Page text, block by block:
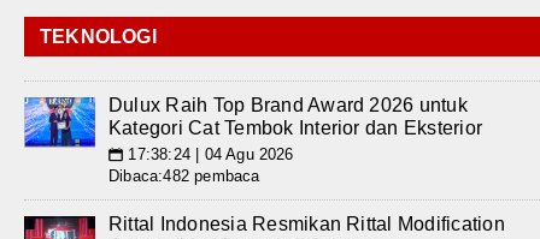
TEKNOLOGI
Dulux Raih Top Brand Award 2026 untuk
Kategori Cat Tembok Interior dan Eksterior
📅 17:38:24 | 04 Agu 2026
Dibaca:482 pembaca
Rittal Indonesia Resmikan Rittal Modification